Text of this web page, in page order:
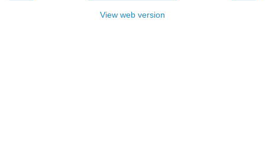
View web version